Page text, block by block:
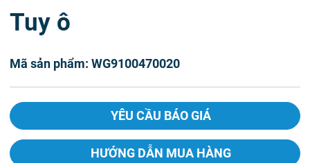
Tuy ô
Mã sản phẩm: WG9100470020
YÊU CẦU BÁO GIÁ
HƯỚNG DẪN MUA HÀNG